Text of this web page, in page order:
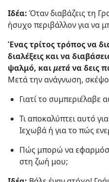
Ιδέα: Όταν διαβάζεις τη
ήσυχο περιβάλλον για να
Ένας τρίτος τρόπος να
διαλέξεις και να
ψαλμό, καιμετά να δεις
Μετά την ανάγνωση,
Γιατί το
Τι αποκαλύπτει αυτό
Ιεχωβά ή για το πώς
Πώς μπορώ να
στη ζωή μου;